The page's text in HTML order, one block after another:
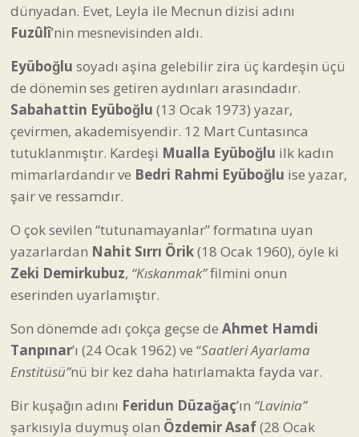
dünyadan. Evet, Leyla ile Mecnun dizisi adını
Fuzûlî’nin mesnevisinden aldı.
Eyüboğlu soyadı aşina gelebilir zira üç kardeşin üçü
de dönemin ses getiren aydınları arasındadır.
Sabahattin Eyüboğlu (13 Ocak 1973) yazar,
çevirmen, akademisyendir. 12 Mart Cuntasınca
tutuklanmıştır. Kardeşi Mualla Eyüboğlu ilk kadın
mimarlardandır ve Bedri Rahmi Eyüboğlu ise yazar,
şair ve ressamdır.
O çok sevilen “tutunamayanlar” formatına uyan
yazarlardan Nahit Sırrı Örik(18 Ocak 1960), öyle ki
Zeki Demirkubuz, “Kıskanmak”filmini onun
eserinden uyarlamıştır.
Son dönemde adı çokça geçse de Ahmet Hamdi
Tanpınar’ı (24 Ocak 1962) ve “Saatleri Ayarlama
Enstitüsü”nü bir kez daha hatırlamakta fayda var.
Bir kuşağın adını Feridun Düzağaç’ın “Lavinia”
şarkısıyla duymuş olan Özdemir Asaf(28 Ocak